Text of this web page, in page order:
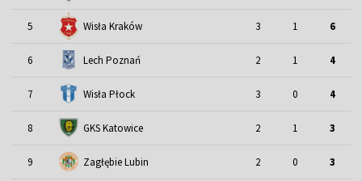
5 Wisła Kraków 3 1 6
6 Lech Poznań 2 1 4
7 Wisła Płock 3 0 4
8 GKS Katowice 2 1 3
9 Zagłębie Lubin 2 0 3